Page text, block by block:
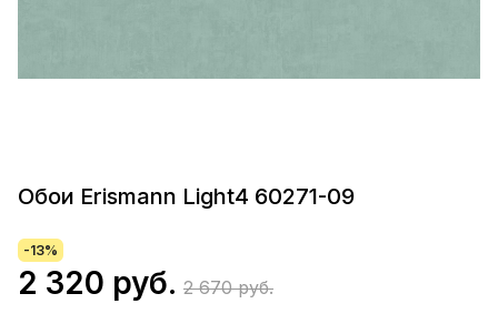
Обои Erismann Light4 60271-09
-13%
2 320 руб. 2 670 руб.